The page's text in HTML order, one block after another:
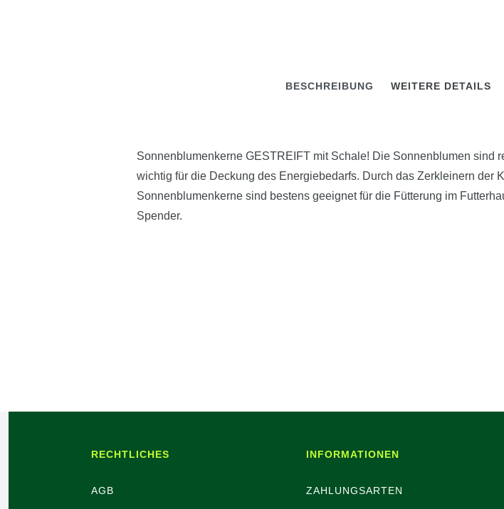
BESCHREIBUNG WEITERE DETAILS
Sonnenblumenkerne GESTREIFT mit Schale! Die Sonnenblumen sind
wichtig für die Deckung des Energiebedarfs. Durch das Zerkleinern der
Sonnenblumenkerne sind bestens geeignet für die Fütterung im
Spender.
RECHTLICHES
AGB
INFORMATIONEN
ZAHLUNGSARTEN